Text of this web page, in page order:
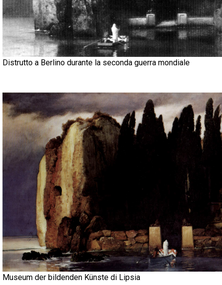
Distrutto a Berlino durante la seconda guerra mondiale
Museum der bildenden Künste di Lipsia